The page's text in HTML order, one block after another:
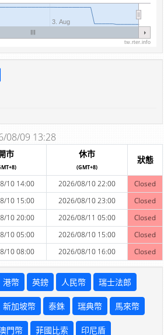
3. Aug
tw.rter.info
08/09 13:28
市 休市
(GMT+8)
狀態
10 14:00 2026/08/10 22:00
Closed
10 15:00 2026/08/10 23:00
Closed
10 20:00 2026/08/11 05:00
Closed
10 05:00 2026/08/10 15:00
Closed
10 08:00 2026/08/10 16:00 Closed
港幣 英鎊 人民幣 瑞士法郎
新加坡幣 泰銖 瑞典幣 馬來幣
門幣 菲國比索 印尼盾